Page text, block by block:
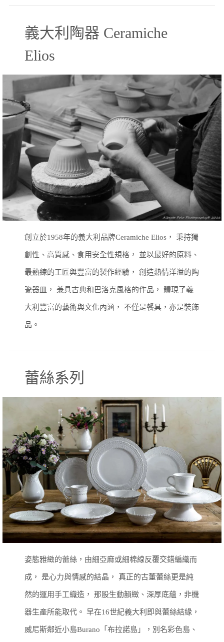
義大利陶器 Ceramiche
Elios
創立於1958年的義大利品牌Ceramiche Elios， 秉持獨
創性、高質感、食用安全性規格， 並以最好的原料、
最熟練的工匠與豐富的製作經驗， 創造熱情洋溢的陶
瓷器皿， 兼具古典和巴洛克風格的作品， 體現了義
大利豐富的藝術與文化內涵， 不僅是餐具，亦是裝飾
品。
蕾絲系列
姿態雅緻的蕾絲，由細亞麻或細棉線反覆交錯編織而
成， 是心力與情感的結晶， 真正的古董蕾絲更是純
然的運用手工織造， 那股生動韻緻、深厚底蘊，非機
器生產所能取代。 早在16世紀義大利即與蕾絲結緣，
威尼斯鄰近小島Burano「布拉諾島」，別名彩色島、